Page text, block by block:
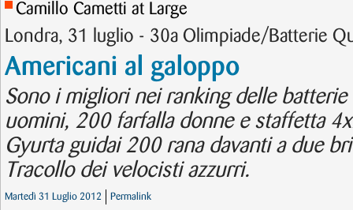
Camillo Cametti at Large
Londra, 31 luglio - 30a Olimpiade/Batterie
Americani al galoppo
Sono i migliori nei ranking delle
uomini, 200 farfalla donne e staffetta
Gyurta guidai 200 rana davanti a due
Tracollo dei velocisti azzurri.
Martedì 31 Luglio 2012 Permalink